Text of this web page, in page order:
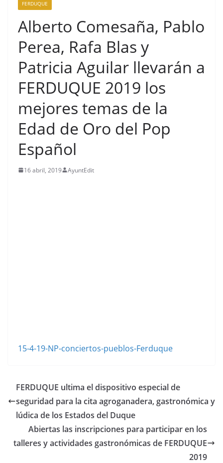
FERDUQUE
Alberto Comesaña, Pablo
Perea, Rafa Blas y
Patricia Aguilar llevarán a
FERDUQUE 2019 los
mejores temas de la
Edad de Oro del Pop
Español
16 abril, 2019 AyuntEdit
15-4-19-NP-conciertos-pueblos-Ferduque
FERDUQUE ultima el dispositivo especial de
seguridad para la cita agroganadera, gastronómica y
lúdica de los Estados del Duque
Abiertas las inscripciones para participar en los
talleres y actividades gastronómicas de FERDUQUE
2019